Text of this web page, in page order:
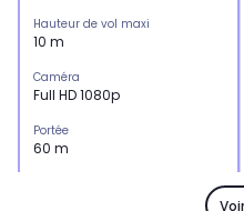
Hauteur de vol maxi
10 m
Caméra
Full HD 1080p
Portée
60 m